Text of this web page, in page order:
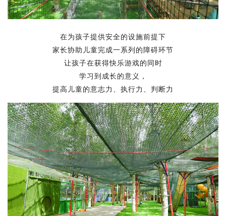
在为孩子提供安全的设施前提下
家长协助儿童完成一系列的障碍环节
让孩子在获得快乐游戏的同时
学习到成长的意义，
提高儿童的意志力、执行力、判断力